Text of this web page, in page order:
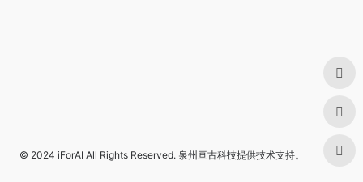
© 2024 iForAI All Rights Reserved. 泉州亘古科技提供技术支持。